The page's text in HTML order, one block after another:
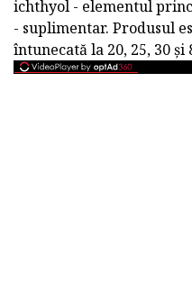
ichthyol - elementul
- suplimentar. Produsul
întunecată la 20, 25, 30